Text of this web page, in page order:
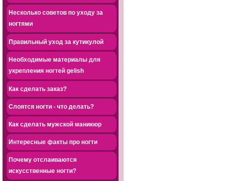
Несколько советов по уходу за
ногтями
Правильный уход за кутикулой
Необходимые материалы для
укрепления ногтей gelish
Как сделать заказ?
Слоятся ногти - что делать?
Как сделать мужской маникюр
Интересные факты про ногти
Почему отслаиваются
искусственные ногти?